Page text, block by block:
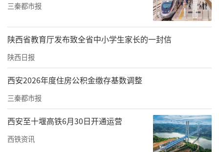
李雅泽拿下陕西省室内骑行台冠军赛女子2km计时赛项目亚军
赛后，体育课老师把她引荐到征途单车俱乐
部。李雅泽了解到，征途单车俱乐部作为陕西
项目实训实践基地，也曾多次在国家级大赛上
斩获荣誉。
李雅泽决定将征途作为自己课业学习之外的重
三秦都市报
陕西省教育厅发布致全省中小学生家长的一封信
陕西日报
西安2026年度住房公积金缴存基数调整
三秦都市报
西安至十堰高铁6月30日开通运营
西铁资讯